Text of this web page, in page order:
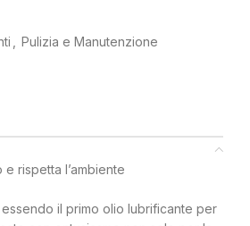
Pulizia e Manutenzione
e rispetta l’ambiente
essendo il primo olio lubrificante per